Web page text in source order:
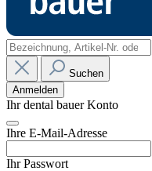
Suchen
Anmelden
Ihr dental bauer Konto
Ihre E-Mail-Adresse
Ihr Passwort